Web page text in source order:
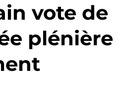
vote de
plénière